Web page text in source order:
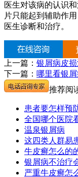
医生对该病的认识
片只能起到辅助作
医生诊断和治疗。
上一篇： 银屑病皮
下一篇： 哪里看银屑
推荐阅
患者要怎样预
全国哪个医院
温泉银屑病
这四类人群易
牛皮癣怎么的
银屑病不治疗
严重牛皮癣怎